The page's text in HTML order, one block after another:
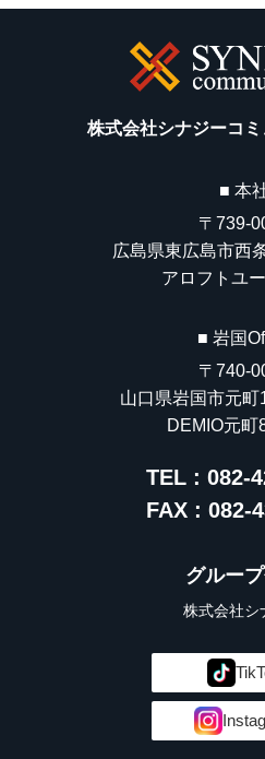
株式会社シナジーコ
■ 本
〒739-
広島県東広島市西
アロフトユ
■ 岩国
〒740-
山口県岩国市元
DEMIO元町
TEL : 082-
FAX : 082-
グルー
株式会社シ